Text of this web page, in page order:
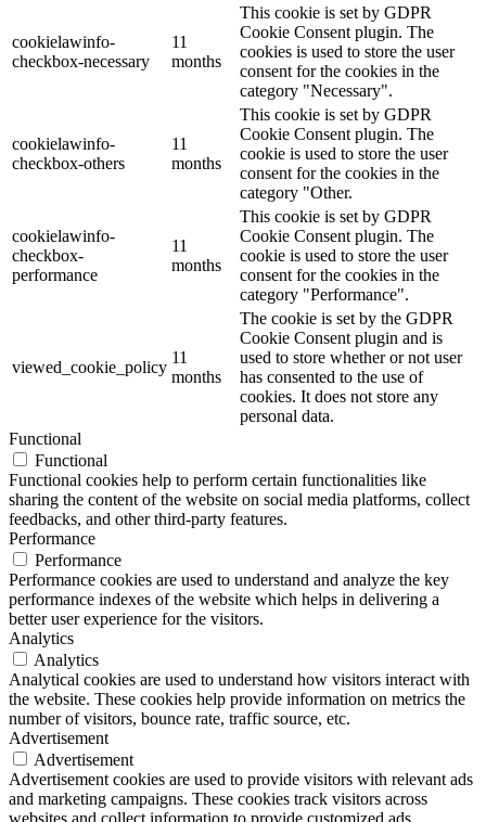
cookielawinfo-
checkbox-necessary
11
months
This cookie is set by GDPR
Cookie Consent plugin. The
cookies is used to store the user
consent for the cookies in the
category "Necessary".
cookielawinfo-
checkbox-others
11
months
This cookie is set by GDPR
Cookie Consent plugin. The
cookie is used to store the user
consent for the cookies in the
category "Other.
cookielawinfo-
checkbox-
performance
11
months
This cookie is set by GDPR
Cookie Consent plugin. The
cookie is used to store the user
consent for the cookies in the
category "Performance".
viewed_cookie_policy
11
months
The cookie is set by the GDPR
Cookie Consent plugin and is
used to store whether or not user
has consented to the use of
cookies. It does not store any
personal data.
Functional
Functional
Functional cookies help to perform certain functionalities like
sharing the content of the website on social media platforms, collect
feedbacks, and other third-party features.
Performance
Performance
Performance cookies are used to understand and analyze the key
performance indexes of the website which helps in delivering a
better user experience for the visitors.
Analytics
Analytics
Analytical cookies are used to understand how visitors interact with
the website. These cookies help provide information on metrics the
number of visitors, bounce rate, traffic source, etc.
Advertisement
Advertisement
Advertisement cookies are used to provide visitors with relevant ads
and marketing campaigns. These cookies track visitors across
websites and collect information to provide customized ads.